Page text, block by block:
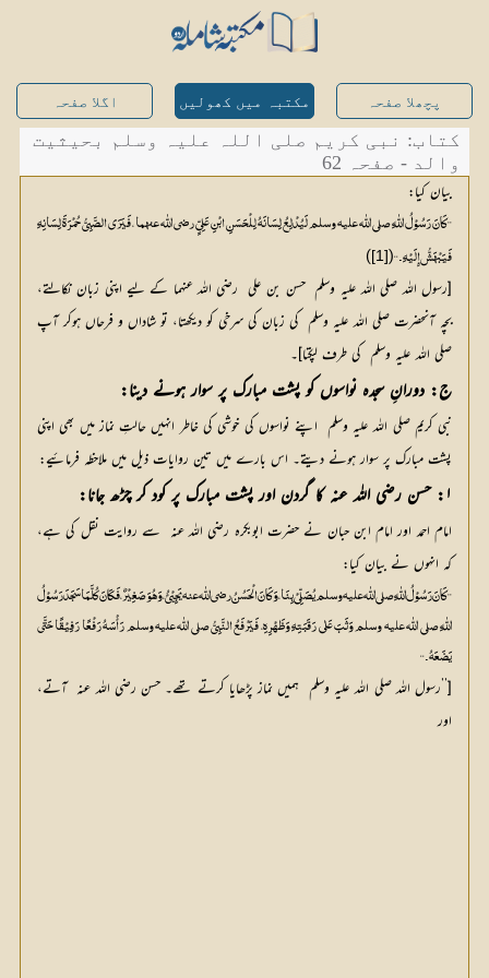
پچھلا صفحہ مکتبہ میں کھولیں اگلا صفحہ
کتاب: نبی کریم صلی اللہ علیہ وسلم بحیثیت
والد - صفحہ 62
بیانکیا:
’’کَانَ رَسُوْلُ اللّٰہِ صلی اللّٰه علیہ وسلم لَیُدْلِعُ لِسَانَہُ لِلْحَسَنِ ابْنِ عَلِيٍّ رضی اللّٰه عنہما ، فَیَرَی الصَّبِيُّ حُمْرَۃَ لِسَانِہِ
فَیَبْھَشُّ إِلَیْہِ ۔‘‘(
[1]
)
[رسول اللہ صلی اللہ علیہ وسلم حسن بن علی رضی اللہ عنہما کے لیے اپنی زبان نکالتے،
بچہ آنحضرتصلی اللہ علیہ وسلم کی زبان کیسرخی کودیکھتا، توشاداں وفرحاںہوکرآپ
صلی اللہ علیہ وسلم کیطرفلپکتا]۔
ج: دورانِ سجدہ نواسوں کو پشت مبارک پر سوار ہونے دینا:
نبی کریم صلی اللہ علیہ وسلم اپنے نواسوں کی خوشی کی خاطر انہیں حالتِ نماز میں بھی اپنی
پشتمبارک پرسوارہونےدیتے۔ اس بارےمیں تین روایاتذیلمیں ملاحظہ فرمائیے:
۱: حسن رضی اللہ عنہ کا گردن اور پشت مبارک پر کود کر چڑھ جانا:
امام احمد اور امام ابن حبان نے حضرت ابوبکرہ رضی اللہ عنہ سے روایت نقل کی ہے،
کہ انہوں نےبیانکیا:
’’کَانَ رَسُوْلُ اللّٰہِ صلی اللّٰه علیہ وسلم یُصَلِّيْ بِنَا، وَکَانَ الْحَسُنُ رضی اللّٰه عنہ یَجِيْئُ، وَھُوَ صَغِیْرٌ، فَکَانَ کُلَّمَا سَجَدَ رَسُوْلُ
اللّٰہِ صلی اللّٰه علیہ وسلم وَثَبَ عَلٰی رَقَبَتِہِ وَظَہْرِہِ، فَیَرْفَعُ النَّبِيُّ صلی اللّٰه علیہ وسلم رَأْسَہُ رَفْعًا رَفِیْقًا حَتَّی
یَضَعَہُ۔‘‘
[’’ رسول اللہ صلی اللہ علیہ وسلم ہمیں نماز پڑھایا کرتے تھے۔ حسن رضی اللہ عنہ آتے،
اور